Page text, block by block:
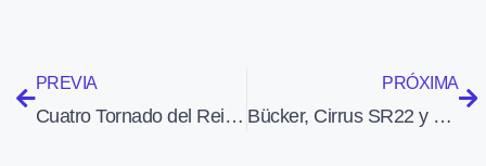
PREVIA
Cuatro Tornado del Reino Unido bombardearon yacimientos pretolíferos de ISIS en Siria
PRÓXIMA
Bücker, Cirrus SR22 y Grob G109B en Aeropuerto de Sabadell